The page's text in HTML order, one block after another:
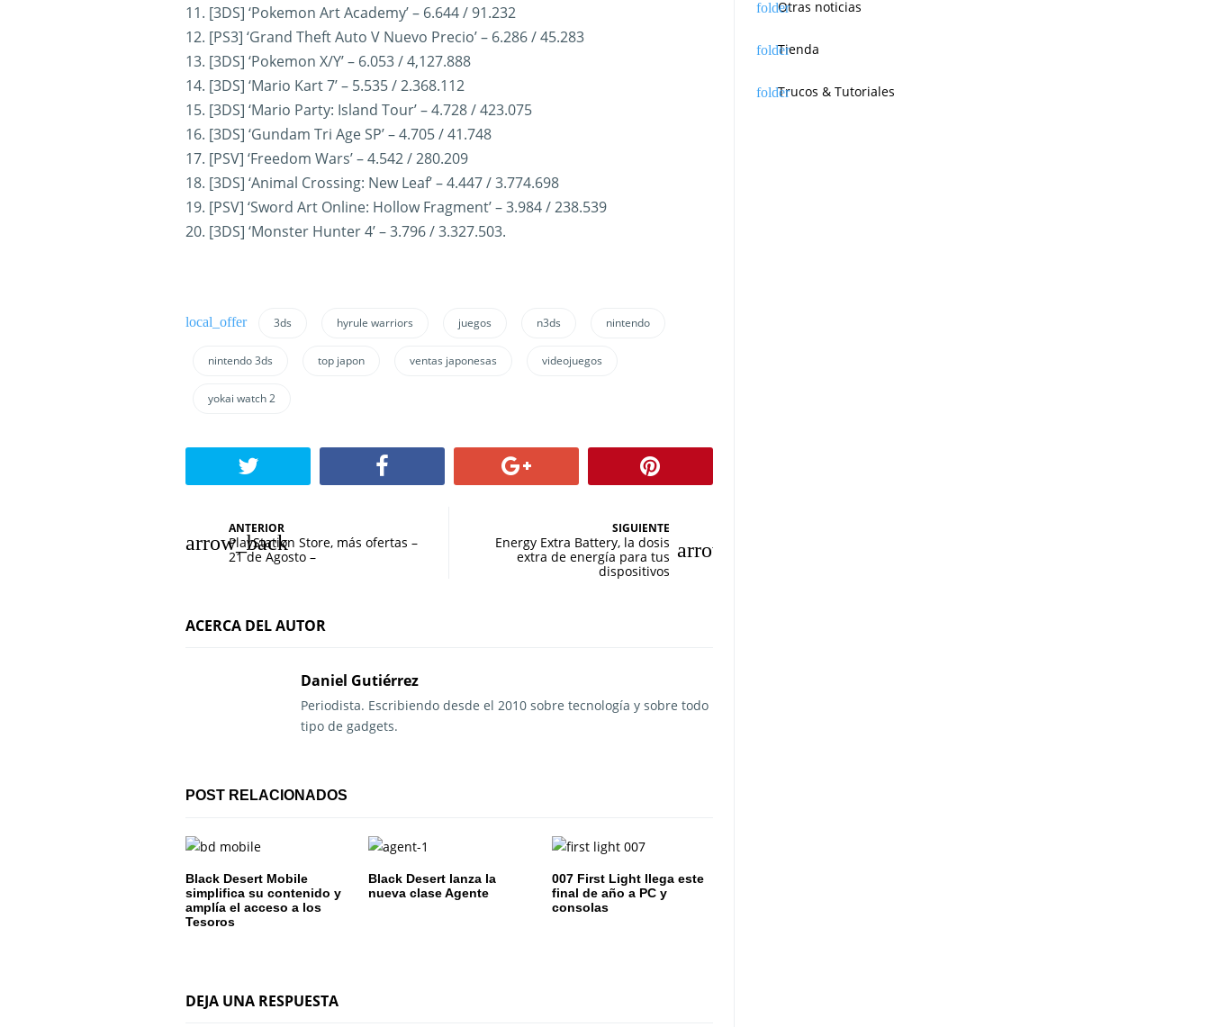
11. [3DS] ‘Pokemon Art Academy’ – 6.644 / 91.232
12. [PS3] ‘Grand Theft Auto V Nuevo Precio’ – 6.286 / 45.283
13. [3DS] ‘Pokemon X/Y’ – 6.053 / 4,127.888
14. [3DS] ‘Mario Kart 7’ – 5.535 / 2.368.112
15. [3DS] ‘Mario Party: Island Tour’ – 4.728 / 423.075
16. [3DS] ‘Gundam Tri Age SP’ – 4.705 / 41.748
17. [PSV] ‘Freedom Wars’ – 4.542 / 280.209
18. [3DS] ‘Animal Crossing: New Leaf’ – 4.447 / 3.774.698
19. [PSV] ‘Sword Art Online: Hollow Fragment’ – 3.984 / 238.539
20. [3DS] ‘Monster Hunter 4’ – 3.796 / 3.327.503.
3ds hyrule warriors juegos n3ds nintendo
nintendo 3ds top japon ventas japonesas videojuegos
yokai watch 2
a
e
ó
n
d
e
e
t
ANTERIOR
PlayStation Store, más ofertas –
21 de Agosto –
SIGUIENTE
Energy Extra Battery, la dosis
extra de energía para tus
dispositivos
ACERCA DEL AUTOR
Daniel Gutiérrez
Periodista. Escribiendo desde el 2010 sobre tecnología y sobre todo
tipo de gadgets.
POST RELACIONADOS
Black Desert Mobile
simplifica su contenido y
amplía el acceso a los
Tesoros
Black Desert lanza la
nueva clase Agente
007 First Light llega este
final de año a PC y
consolas
DEJA UNA RESPUESTA
Otras noticias
Tienda
Trucos & Tutoriales